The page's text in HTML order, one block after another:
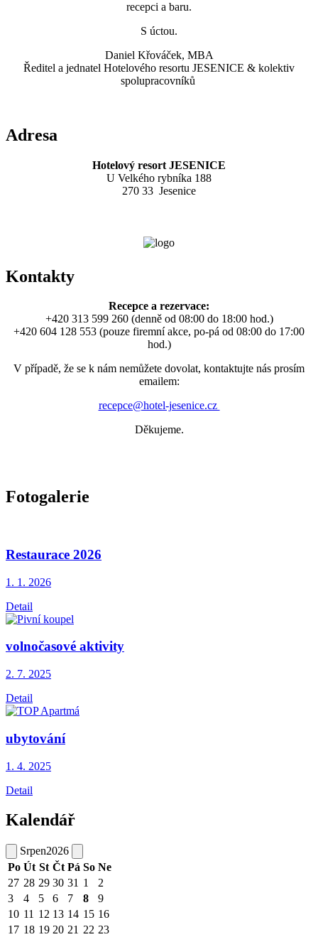
recepci a baru.
S úctou.
Daniel Křováček, MBA
Ředitel a jednatel Hotelového resortu JESENICE & kolektiv
spolupracovníků
Adresa
Hotelový resort JESENICE
U Velkého rybníka 188
270 33 Jesenice
Kontakty
Recepce a rezervace:
+420 313 599 260 (denně od 08:00 do 18:00 hod.)
+420 604 128 553 (pouze firemní akce, po-pá od 08:00 do 17:00
hod.)
V případě, že se k nám nemůžete dovolat, kontaktujte nás prosím
emailem:
recepce@hotel-jesenice.cz
Děkujeme.
Fotogalerie
Restaurace 2026
1. 1. 2026
Detail
volnočasové aktivity
2. 7. 2025
Detail
ubytování
1. 4. 2025
Detail
Kalendář
Srpen2026
Po Út St Čt Pá So Ne
27 28 29 30 31 1
2
3
4 5 6 7 8
9
10 11 12 13 14 15 16
17 18 19 20 21 22 23